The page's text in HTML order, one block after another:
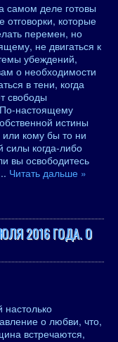
самом деле готовы
отговорки, которые
перемен, но
не двигаться к
убеждений,
о необходимости
в тени, когда
свободы
настоящему
истины
или кому бы то ни
силы когда-либо
вы освободитесь
Читать дальше »
2016 ГОДА. О
о любви, что,
встречаются,